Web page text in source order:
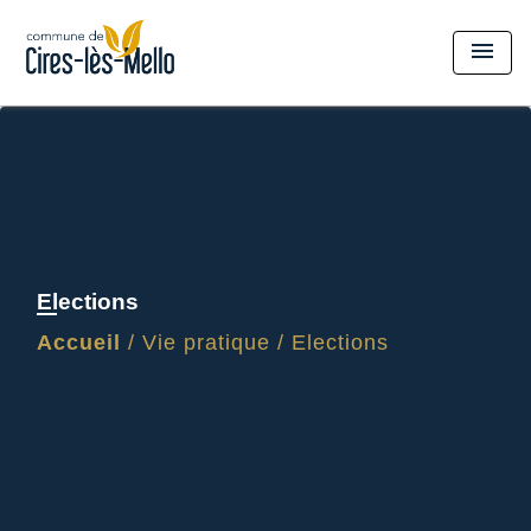
menu
Elections
Accueil / Vie pratique / Elections